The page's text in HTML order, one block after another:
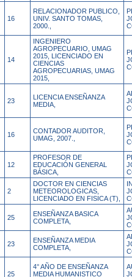
16
RELACIONADOR PUBLICO,
UNIV. SANTO TOMAS,
2000.,
14
INGENIERO
AGROPECUARIO, UMAG
2015, LICENCIADO EN
CIENCIAS
AGROPECUARIAS, UMAG
2015,
23
LICENCIA ENSEÑANZA
MEDIA,
16
CONTADOR AUDITOR,
UMAG, 2007.,
12
PROFESOR DE
EDUCACIÓN GENERAL
BÁSICA,
2
DOCTOR EN CIENCIAS
METEOROLOGICAS,
LICENCIADO EN FISICA (T),
25
ENSEÑANZA BASICA
COMPLETA,
23
ENSEÑANZA MEDIA
COMPLETA,
25
4° AÑO DE ENSEÑANZA
MEDIA HUMANISTICO